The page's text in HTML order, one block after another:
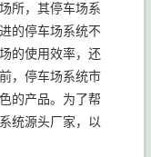
所，其停车场系
的停车场系统不
的使用效率，还
，停车场系统市
的产品。为了帮
统源头厂家，以